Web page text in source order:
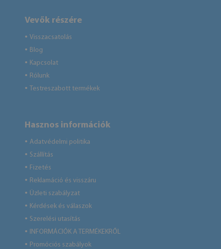
Vevők részére
● Visszacsatolás
● Blog
● Kapcsolat
● Rólunk
● Testreszabott termékek
Hasznos információk
● Adatvédelmi politika
● Szállítás
● Fizetés
● Reklamáció és visszáru
● Üzleti szabályzat
● Kérdések és válaszok
● Szerelési utasítás
● INFORMÁCIÓK A TERMÉKEKRŐL
● Promóciós szabályok